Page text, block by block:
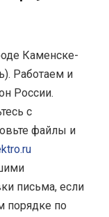
Каменске-
Работаем и
России.
с
файлы и
письма, если
порядке по